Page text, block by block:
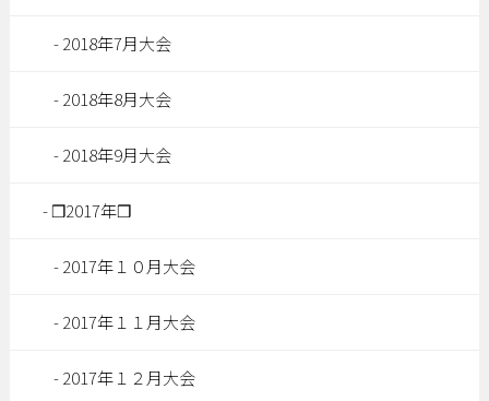
2018年7月大会
2018年8月大会
2018年9月大会
❒2017年❒
2017年１０月大会
2017年１１月大会
2017年１２月大会